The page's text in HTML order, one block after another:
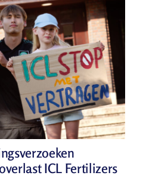
ICL Fertilizers